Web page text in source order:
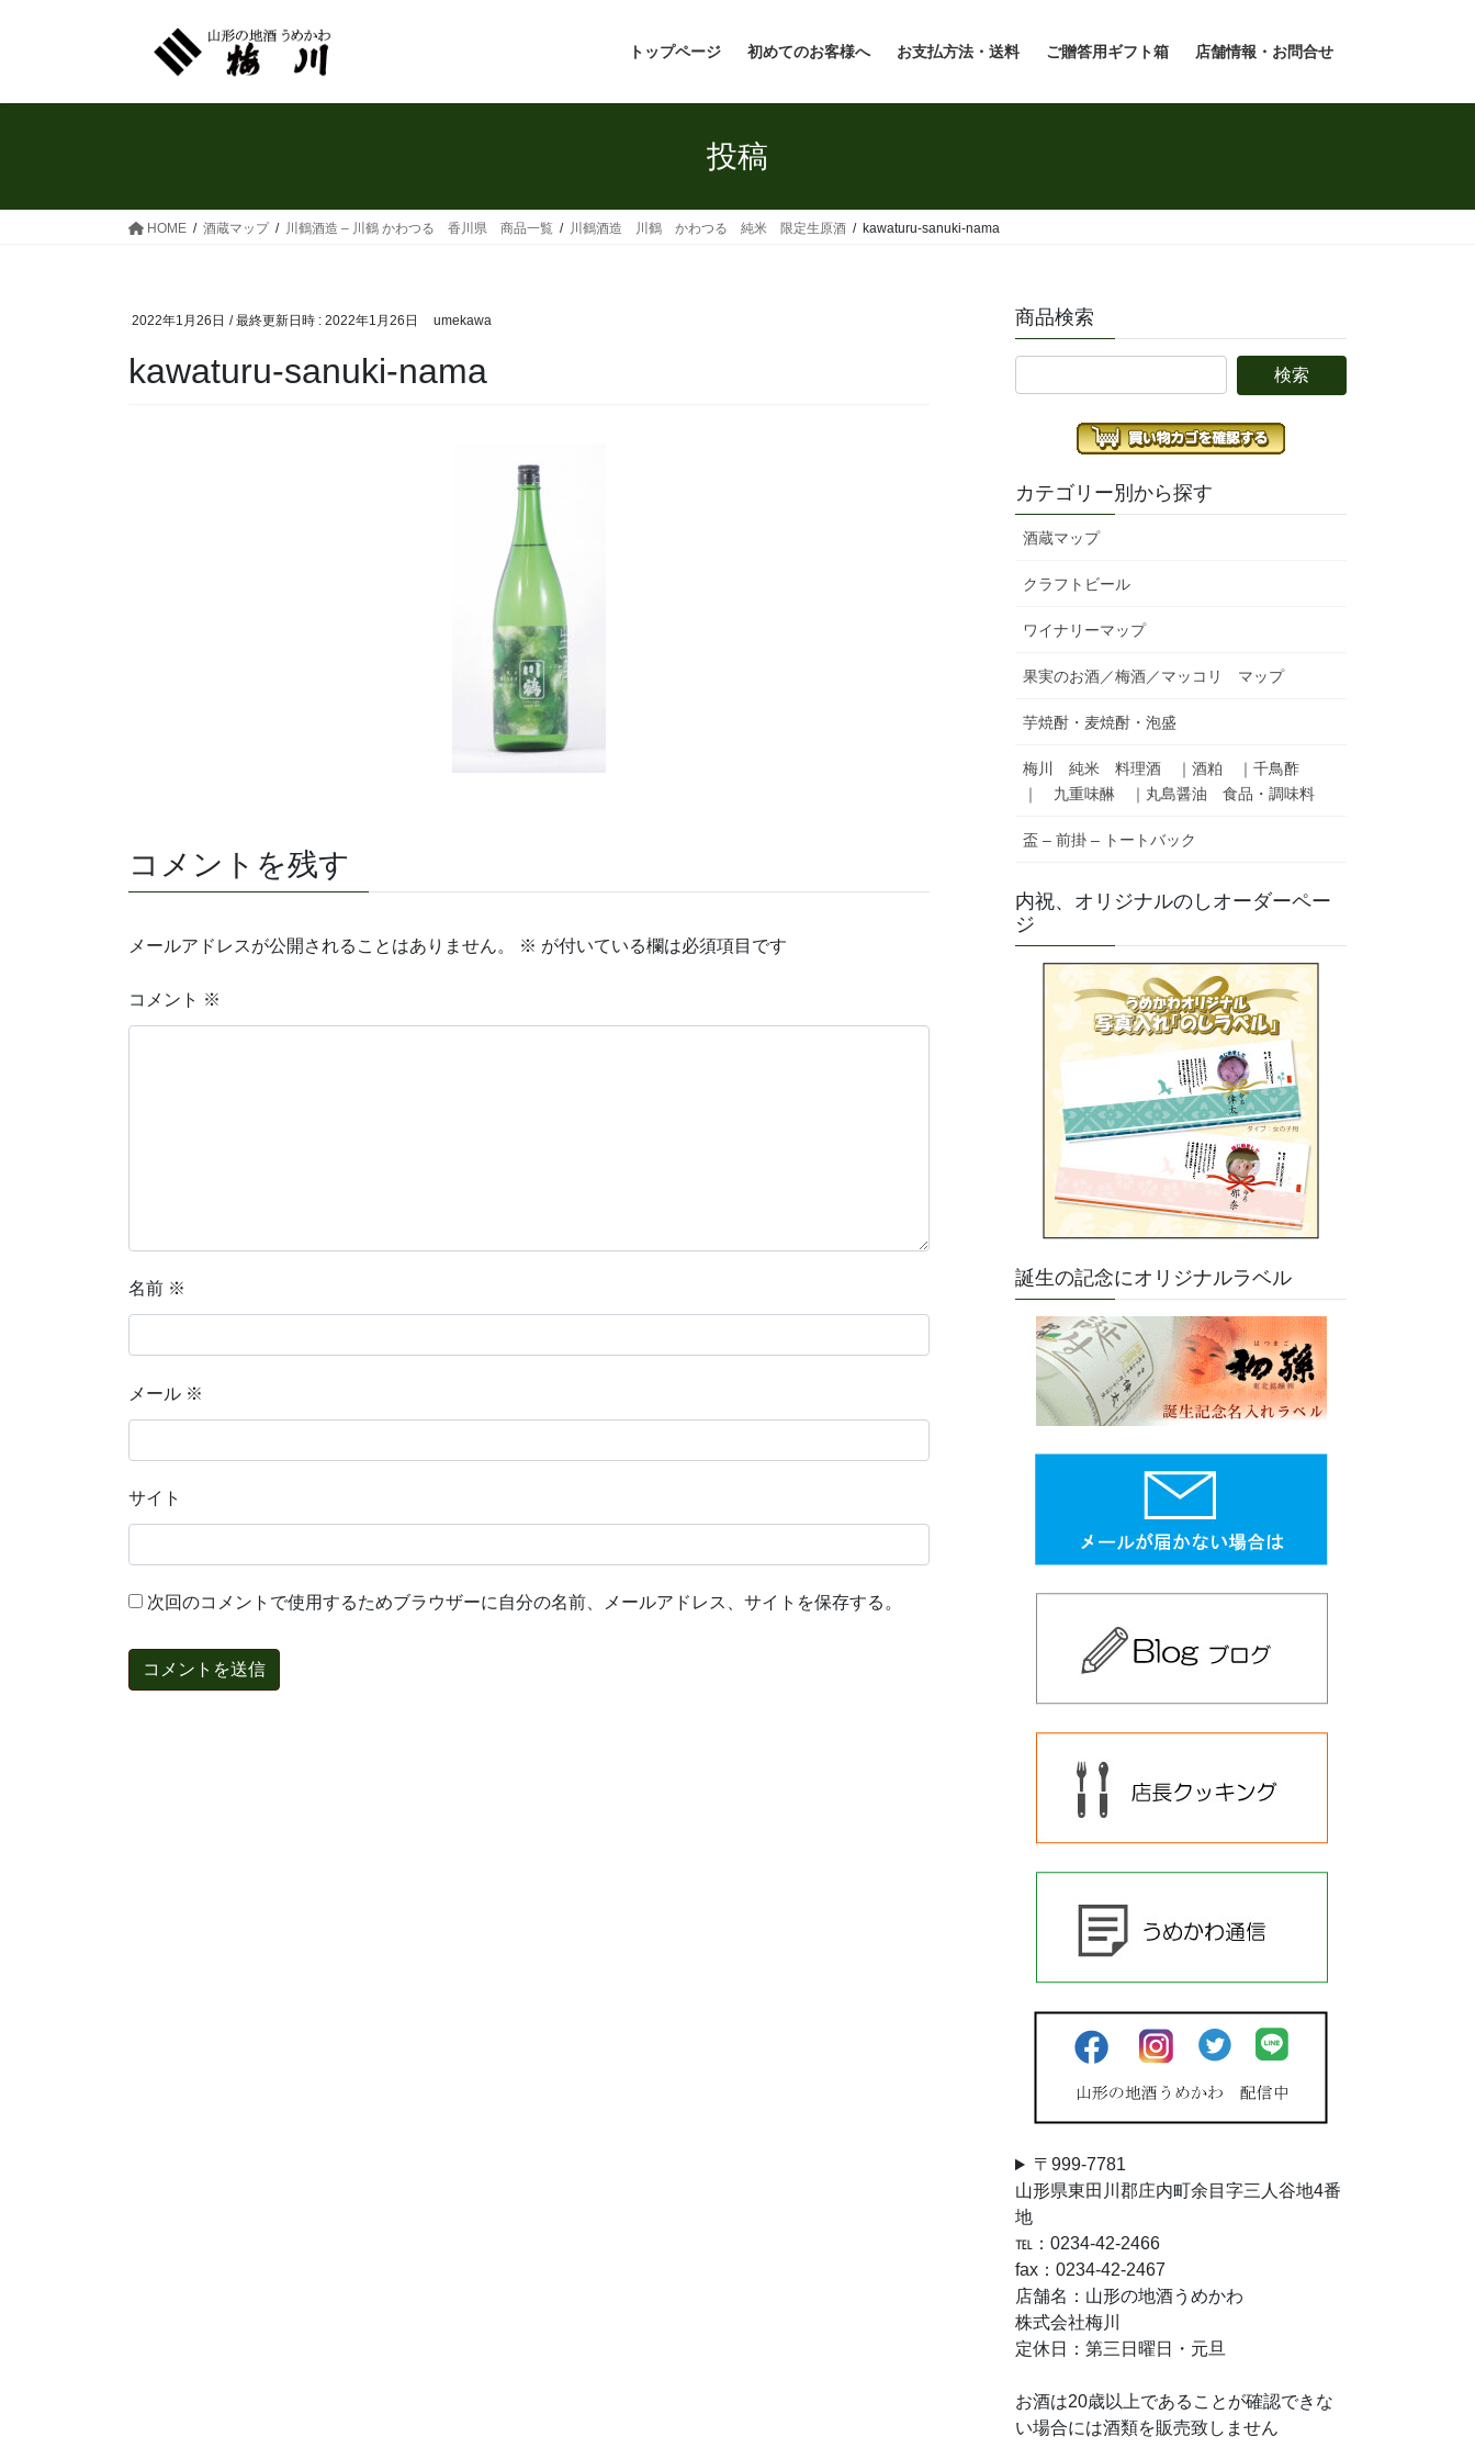
トップページ 初めてのお客様へ お支払方法・送料 ご贈答用ギフト箱 店舗情報・お問合せ
投稿
HOME 酒蔵マップ 川鶴酒造 – 川鶴 かわつる 香川県 商品一覧 川鶴酒造 川鶴 かわつる 純米 限定生原酒 kawaturu-sanuki-nama
2022年1月26日 / 最終更新日時 : 2022年1月26日 umekawa
kawaturu-sanuki-nama
コメントを残す
メールアドレスが公開されることはありません。 ※ が付いている欄は必須項目です
コメント ※
名前 ※
メール ※
サイト
次回のコメントで使用するためブラウザーに自分の名前、メールアドレス、サイトを保存する。
商品検索
カテゴリー別から探す
酒蔵マップ
クラフトビール
ワイナリーマップ
果実のお酒／梅酒／マッコリ マップ
芋焼酎・麦焼酎・泡盛
梅川 純米 料理酒 ｜酒粕 ｜千鳥酢
｜ 九重味醂 ｜丸島醤油 食品・調味料
盃 – 前掛 – トートバック
内祝、オリジナルのしオーダーペー
ジ
誕生の記念にオリジナルラベル
〒999-7781
山形県東田川郡庄内町余目字三人谷地4番
地
℡：0234-42-2466
fax：0234-42-2467
店舗名：山形の地酒うめかわ
株式会社梅川
定休日：第三日曜日・元旦
お酒は20歳以上であることが確認できな
い場合には酒類を販売致しません